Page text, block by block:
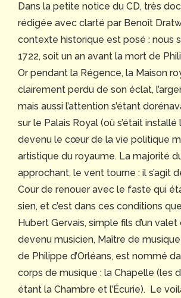
Dans la petite notice du CD, très
rédigée avec clarté par Benoît
contexte historique est posé : nous
1722, soit un an avant la mort de
Or pendant la Régence, la Maison
clairement perdu de son éclat,
mais aussi l’attention s’étant
sur le Palais Royal (où s’était
devenu le cœur de la vie politique
artistique du royaume. La majorité
approchant, le vent tourne : il s’agit
Cour de renouer avec le faste qui
sien, et c’est dans ces conditions
Hubert Gervais, simple fils d’un
devenu musicien, Maître de
de Philippe d’Orléans, est nommé
corps de musique : la Chapelle (les
étant la Chambre et l’Écurie). Le